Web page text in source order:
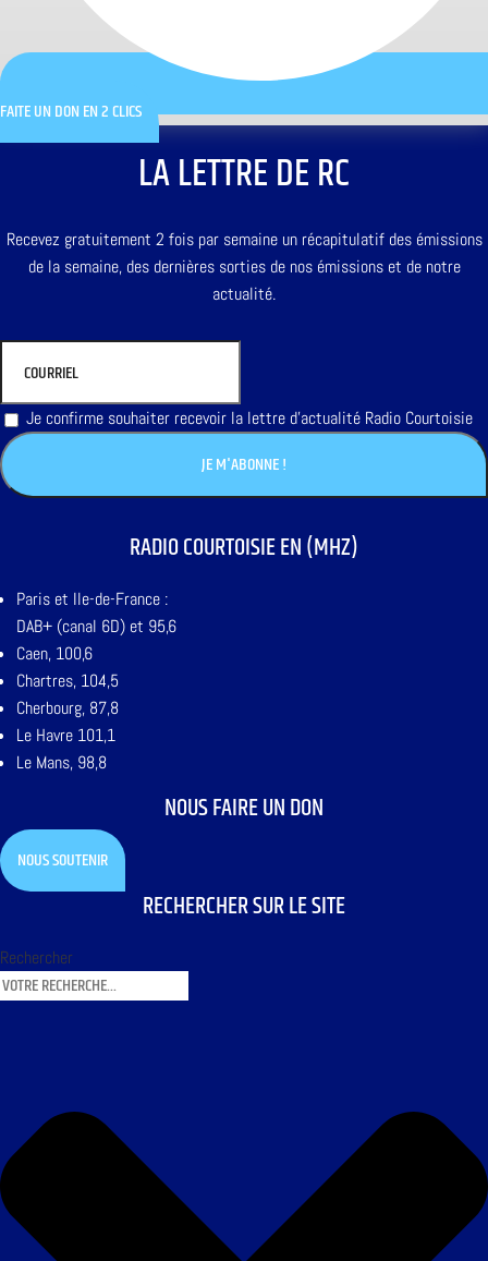
FAITE UN DON EN 2 CLICS
LA LETTRE DE RC
Recevez gratuitement 2 fois par semaine un récapitulatif des émissions
de la semaine, des dernières sorties de nos émissions et de notre
actualité.
Je confirme souhaiter recevoir la lettre d'actualité Radio Courtoisie
RADIO COURTOISIE EN (MHZ)
Paris et Ile-de-France :
DAB+ (canal 6D) et 95,6
Caen, 100,6
Chartres, 104,5
Cherbourg, 87,8
Le Havre 101,1
Le Mans, 98,8
NOUS FAIRE UN DON
NOUS SOUTENIR
RECHERCHER SUR LE SITE
Rechercher